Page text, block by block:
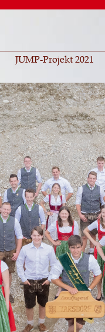
Direkt
JUMP-Projekt 2021